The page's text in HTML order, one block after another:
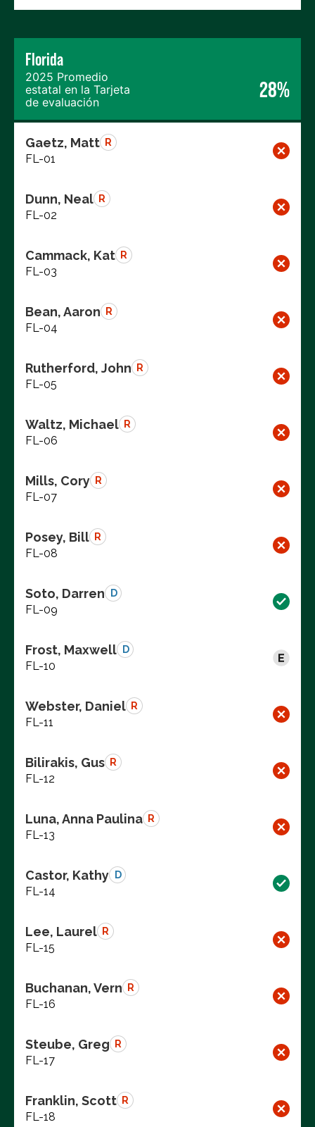
Florida
2025 Promedio
estatal en la Tarjeta
de evaluación
28%
Gaetz, Matt R
FL-01
Dunn, Neal R
FL-02
Cammack, Kat R
FL-03
Bean, Aaron R
FL-04
Rutherford, John R
FL-05
Waltz, Michael R
FL-06
Mills, Cory R
FL-07
Posey, Bill R
FL-08
Soto, Darren D
FL-09
Frost, Maxwell D
FL-10
Webster, Daniel R
FL-11
Bilirakis, Gus R
FL-12
Luna, Anna Paulina R
FL-13
Castor, Kathy D
FL-14
Lee, Laurel R
FL-15
Buchanan, Vern R
FL-16
Steube, Greg R
FL-17
Franklin, Scott R
FL-18